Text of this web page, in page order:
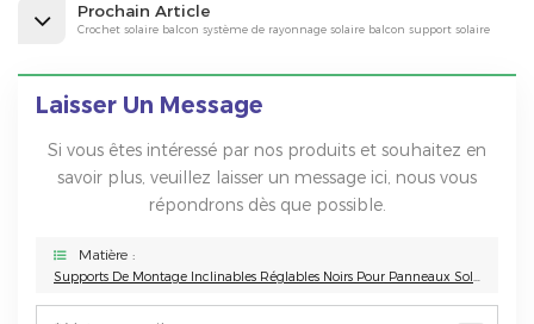
Prochain Article
Crochet solaire balcon système de rayonnage solaire balcon support solaire
Laisser Un Message
Si vous êtes intéressé par nos produits et souhaitez en
savoir plus, veuillez laisser un message ici, nous vous
répondrons dès que possible.
Matière :
Supports De Montage Inclinables Réglables Noirs Pour Panneaux Solaires